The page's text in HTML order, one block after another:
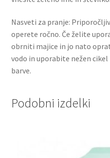
Nasveti za pranje:
operete ročno. Če želite
obrniti majice in jo nato
vodo in uporabite nežen
barve.
Podobni izdelki